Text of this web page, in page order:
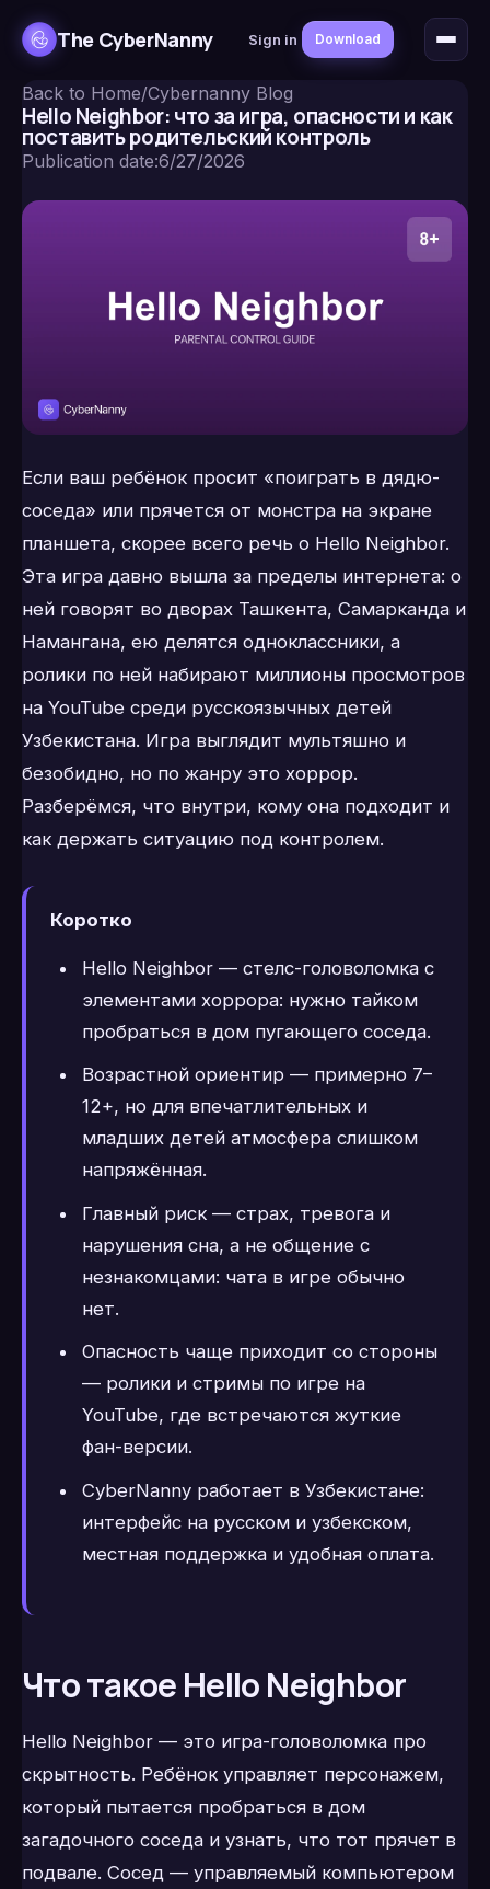
The CyberNanny Sign in Download
Back to Home/Cybernanny Blog
Hello Neighbor: что за игра, опасности и как
поставить родительский контроль
Publication date:6/27/2026
Если ваш ребёнок просит «поиграть в дядю-
соседа» или прячется от монстра на экране
планшета, скорее всего речь о Hello Neighbor.
Эта игра давно вышла за пределы интернета: о
ней говорят во дворах Ташкента, Самарканда и
Намангана, ею делятся одноклассники, а
ролики по ней набирают миллионы просмотров
на YouTube среди русскоязычных детей
Узбекистана. Игра выглядит мультяшно и
безобидно, но по жанру это хоррор.
Разберёмся, что внутри, кому она подходит и
как держать ситуацию под контролем.
Коротко
Hello Neighbor — стелс-головоломка с
элементами хоррора: нужно тайком
пробраться в дом пугающего соседа.
Возрастной ориентир — примерно 7–
12+, но для впечатлительных и
младших детей атмосфера слишком
напряжённая.
Главный риск — страх, тревога и
нарушения сна, а не общение с
незнакомцами: чата в игре обычно
нет.
Опасность чаще приходит со стороны
— ролики и стримы по игре на
YouTube, где встречаются жуткие
фан-версии.
CyberNanny работает в Узбекистане:
интерфейс на русском и узбекском,
местная поддержка и удобная оплата.
Что такое Hello Neighbor
Hello Neighbor — это игра-головоломка про
скрытность. Ребёнок управляет персонажем,
который пытается пробраться в дом
загадочного соседа и узнать, что тот прячет в
подвале. Сосед — управляемый компьютером